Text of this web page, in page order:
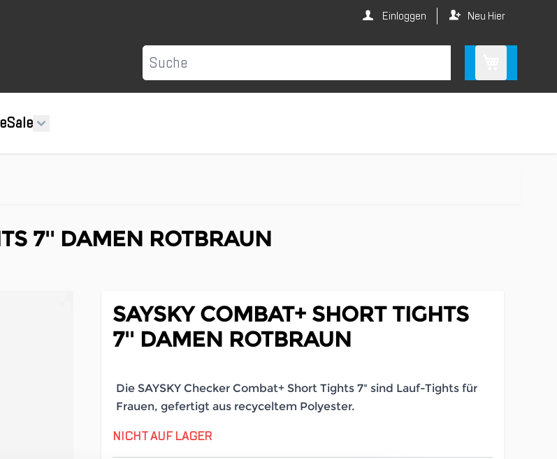
Einloggen Neu Hier
Suche
Sale
7'' DAMEN ROTBRAUN
SAYSKY COMBAT+ SHORT TIGHTS
7'' DAMEN ROTBRAUN
Die SAYSKY Checker Combat+ Short Tights 7" sind Lauf-Tights für
Frauen, gefertigt aus recyceltem Polyester.
NICHT AUF LAGER